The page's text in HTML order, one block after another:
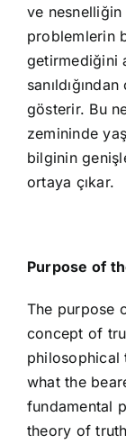
ve nesnelliğin
problemlerin
getirmediğini
gösterir. Bu
zemininde
bilginin
ortaya çıkar.
Purpose of
The purpose
concept of
philosophical
what the
fundamental
theory of